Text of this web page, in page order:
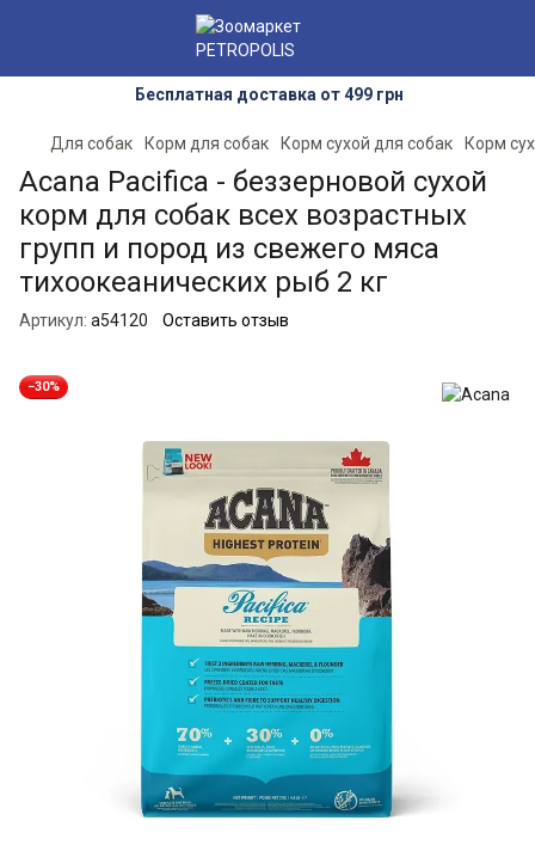
Бесплатная доставка от 499 грн
Для собак Корм для собак Корм сухой для собак Корм
Acana Pacifica - беззерновой сухой
корм для собак всех возрастных
групп и пород из свежего мяса
тихоокеанических рыб 2 кг
Артикул: a54120 Оставить отзыв
−30%